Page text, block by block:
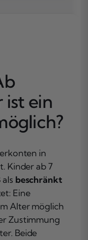
ist ein
in
Kinder ab 7
beschränkt
Eine
Alter möglich
Zustimmung
Beide